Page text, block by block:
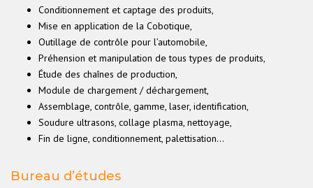
Conditionnement et captage des produits,
Mise en application de la Cobotique,
Outillage de contrôle pour l’automobile,
Préhension et manipulation de tous types de produits,
Étude des chaînes de production,
Module de chargement / déchargement,
Assemblage, contrôle, gamme, laser, identification,
Soudure ultrasons, collage plasma, nettoyage,
Fin de ligne, conditionnement, palettisation…
Bureau d’études